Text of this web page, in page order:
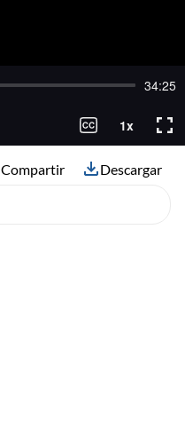
Compartir Descargar